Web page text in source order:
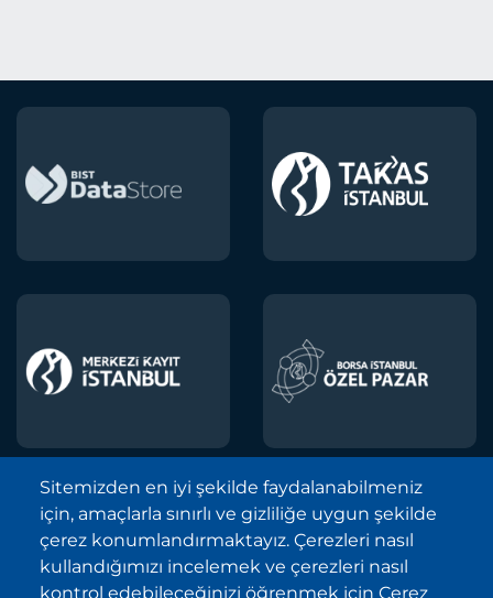
Borsa İstanbul A.Ş. © 2013-2025
Tüm Hakları Saklıdır.
Telif Hakkı ve Çekince İhbarı Bildirimi
Sitemizden en iyi şekilde faydalanabilmeniz
için, amaçlarla sınırlı ve gizliliğe uygun şekilde
çerez konumlandırmaktayız. Çerezleri nasıl
kullandığımızı incelemek ve çerezleri nasıl
kontrol edebileceğinizi öğrenmek için Çerez